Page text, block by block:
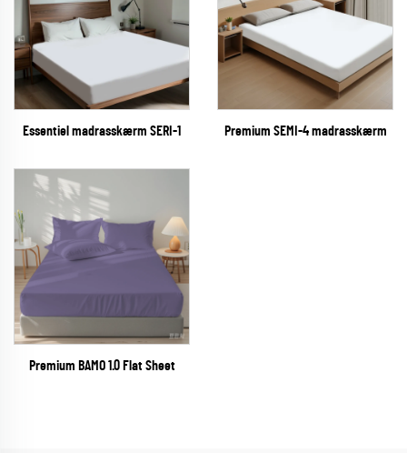
Essentiel madrasskærm SERI-1 Premium SEMI-4 madrasskærm
Premium BAMO 1.0 Flat Sheet